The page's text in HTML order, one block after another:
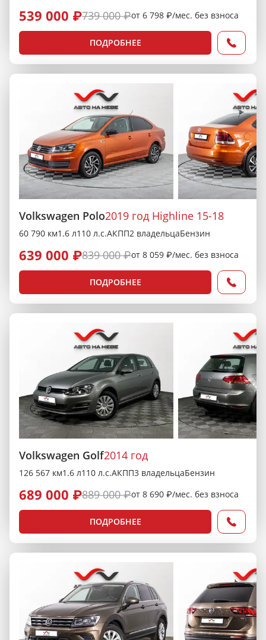
539 000 ₽739 000 ₽от 6 798 ₽/мес. без взноса
ПОДРОБНЕЕ
Volkswagen Polo2019 год Highline 15-18
60 790 км1.6 л110 л.с.АКПП2 владельцаБензин
639 000 ₽839 000 ₽от 8 059 ₽/мес. без взноса
ПОДРОБНЕЕ
Volkswagen Golf2014 год
126 567 км1.6 л110 л.с.АКПП3 владельцаБензин
689 000 ₽889 000 ₽от 8 690 ₽/мес. без взноса
ПОДРОБНЕЕ